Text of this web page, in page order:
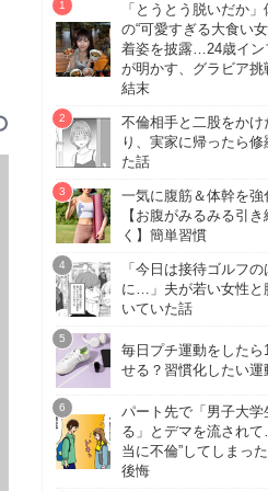
「とうとう脱いだか
の“可愛すぎる大食い
着姿を披露…24歳イン
が明かす、グラビア挑
結末
不倫相手と二股をかけ
り、実家に帰ったら修
た話
一気に腹筋＆体幹を強
【お腹がみるみる引
く】簡単習慣
「今日は接待ゴルフ
に…」夫が若い女性と
いていた話
毎日プチ運動をしたら
せる？習慣化したい運
パート先で「男子大学
る」とデマを流され
当に不倫”してしまっ
後悔